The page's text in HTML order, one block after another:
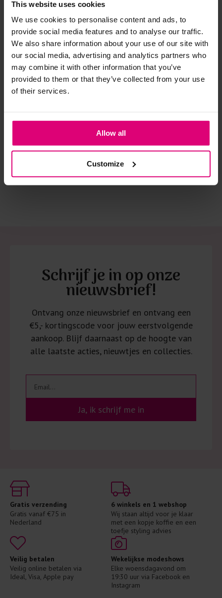
This website uses cookies
We use cookies to personalise content and ads, to
provide social media features and to analyse our traffic.
We also share information about your use of our site with
our social media, advertising and analytics partners who
may combine it with other information that you’ve
provided to them or that they’ve collected from your use
of their services.
Allow all
Customize
Strijkijzer/droogtrommel:
Kledingstukken met elastine zijn niet bestand tegen de hitte
van het strijkijzer en/of de droogtrommel. Ook in veel
spijkerbroeken is elastine (stretch) verwerkt en mogen dus
niet gestreken worden en/of in de droogtrommel.
Harper & Yve Freebird
Pantalon
Schrijf je in op onze
nieuwsbrief!
Ontvang onze nieuwsbrief en ontvang een
€5,- kortingscode voor jouw eerstvolgende
aankoop. Blijf daarnaast op de hoogte van
alle laatste acties, nieuwtjes en collecties.
Ja, ik schrijf me in
Gratis verzending
Gratis vanaf €75 in
Nederland
6 winkels en 1 webshop
Wij staan altijd voor je klaar
met een kopje koffie en een
toefje styling advies
Veilig betalen
Veilig online betalen via
Ideal, Visa, Apple pay
Wekelijkse modeshows
Elke woensdagavond om
19:30 uur via Facebook en
Instagram